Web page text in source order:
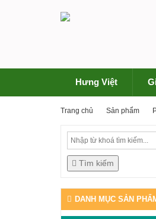
Hưng Việt
Trang chủ Sản phẩm
Tìm kiếm
DANH MỤC SẢN